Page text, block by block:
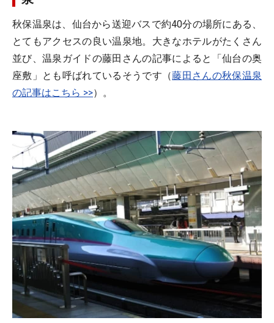
秋保温泉は、仙台から送迎バスで約40分の場所にある、
とてもアクセスの良い温泉地。大きなホテルがたくさん
並び、温泉ガイドの藤田さんの記事によると「仙台の奥
座敷」とも呼ばれているそうです（藤田さんの秋保温泉
の記事はこちら >>）。